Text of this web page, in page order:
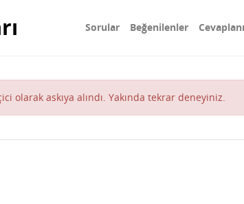
Sorular Beğenilenler
olarak askıya alındı. Yakında tekrar deneyiniz.